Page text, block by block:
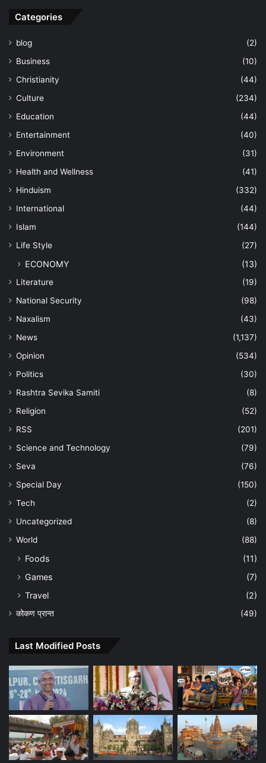
Categories
blog
(2)
Business
(10)
Christianity
(44)
Culture
(234)
Education
(44)
Entertainment
(40)
Environment
(31)
Health and Wellness
(41)
Hinduism
(332)
International
(44)
Islam
(144)
Life Style
(27)
ECONOMY (13)
Literature
(19)
National Security
(98)
Naxalism
(43)
News
(1,137)
Opinion
(534)
Politics
(30)
Rashtra Sevika Samiti
(8)
Religion
(52)
RSS
(201)
Science and Technology
(79)
Seva
(76)
Special Day
(150)
Tech
(2)
Uncategorized
(8)
World
(88)
Foods
(11)
Games
(7)
Travel
(2)
कोकण प्रान्त (49)
Last Modified Posts